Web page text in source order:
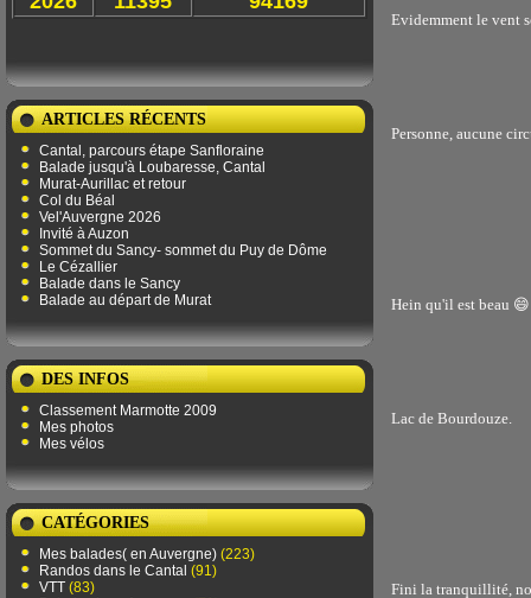
ARTICLES RÉCENTS
Cantal, parcours étape Sanfloraine
Balade jusqu'à Loubaresse, Cantal
Murat-Aurillac et retour
Col du Béal
Vel'Auvergne 2026
Invité à Auzon
Sommet du Sancy- sommet du Puy de Dôme
Le Cézallier
Balade dans le Sancy
Balade au départ de Murat
DES INFOS
Classement Marmotte 2009
Mes photos
Mes vélos
CATÉGORIES
Mes balades( en Auvergne) (223)
Randos dans le Cantal (91)
VTT (83)
Evidemment le vent
Personne, aucune
Hein qu'il est beau 😄
Lac de Bourdouze.
Fini la tranquillité,